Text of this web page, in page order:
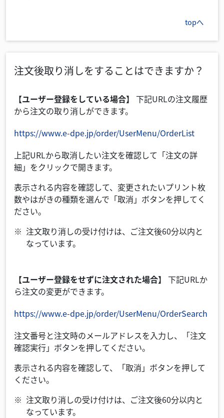
topへ
注文後取り消しをすることはできますか？
【ユーザー登録をしている場合】 下記URLの注文履歴
から注文の取り消しができます。
https://www.e-dpe.jp/order/UserMenu/OrderList
上記URLから取消したい注文を確認して「注文の詳
細」をクリックで開きます。
表示される内容を確認して、変更されたいプリント枚
数やはがきの種類を選んで「取消」ボタンを押してく
ださい。
注文取り消しの受け付けは、ご注文後60分以内と
なっています。
【ユーザー登録をせずに注文された場合】 下記URLか
ら注文の変更ができます。
https://www.e-dpe.jp/order/UserMenu/OrderSearch
注文番号と注文時のメールアドレスを入力し、「注文
確認実行」ボタンを押してください。
表示される内容を確認して、「取消」ボタンを押して
ください。
注文取り消しの受け付けは、ご注文後60分以内と
なっています。